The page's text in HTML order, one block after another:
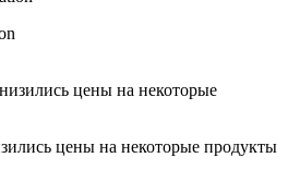
цены на некоторые продукты